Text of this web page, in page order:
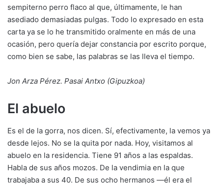
sempiterno perro flaco al que, últimamente, le han
asediado demasiadas pulgas. Todo lo expresado en esta
carta ya se lo he transmitido oralmente en más de una
ocasión, pero quería dejar constancia por escrito porque,
como bien se sabe, las palabras se las lleva el tiempo.
Jon Arza Pérez. Pasai Antxo (Gipuzkoa)
El abuelo
Es el de la gorra, nos dicen. Sí, efectivamente, la vemos ya
desde lejos. No se la quita por nada. Hoy, visitamos al
abuelo en la residencia. Tiene 91 años a las espaldas.
Habla de sus años mozos. De la vendimia en la que
trabajaba a sus 40. De sus ocho hermanos —él era el